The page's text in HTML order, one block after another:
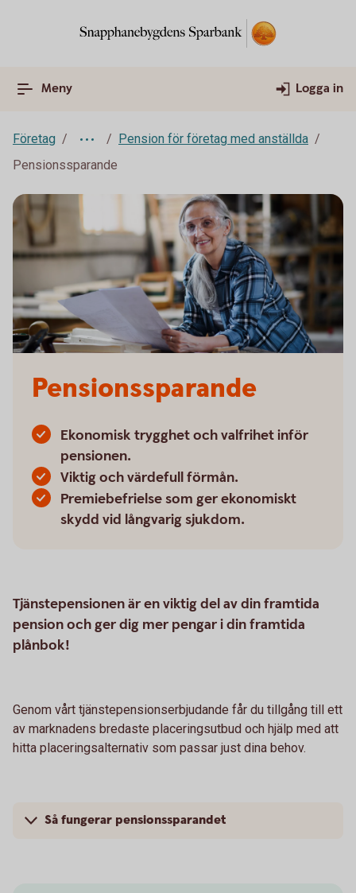
Meny Logga in
Företag
Pension för företag med anställda
Pensionssparande
Pensionssparande
Ekonomisk trygghet och valfrihet inför
pensionen.
Viktig och värdefull förmån.
Premiebefrielse som ger ekonomiskt
skydd vid långvarig sjukdom.
Tjänstepensionen är en viktig del av din framtida
pension och ger dig mer pengar i din framtida
plånbok!
Genom vårt tjänstepensionserbjudande får du tillgång till ett
av marknadens bredaste placeringsutbud och hjälp med att
hitta placeringsalternativ som passar just dina behov.
Så fungerar pensionssparandet